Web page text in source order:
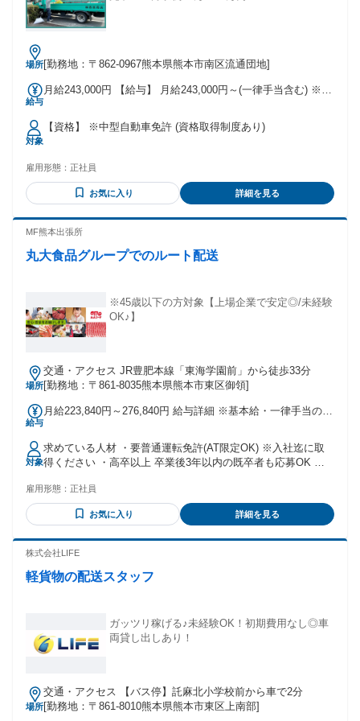
造・工場勤務 ・介護・福祉 ・美容・理容 ・アパレル・イベ
ントスタッフ ・フリーター・学生 など どんな職歴でも問題
ト】 #副業・WワークOK #資格取得支援あり #フリーター歓
務OK #未経験者歓迎 #経験者歓迎 #ネイルOK #研修あり #社
#ピアスOK #昇給あり #第二新卒歓迎 #友達と応募OK #シフト
場所[勤務地：〒862-0967熊本県熊本市南区流通団地]
給与
月給243,000円 【給与】 月給243,000円～(一律手当含む) ※固
当あり】 精勤手当／1万円 無事故手当／1万5千円 通勤手当／
1万6千円まで(通勤距離による規定有) ＜月収例＞ 入社1年目／
対象
【資格】 ※中型自動車免許 (資格取得制度あり)
雇用形態： 正社員
お気に入り 詳細を見る
MF熊本出張所
丸大食品グループでのルート配送
※45歳以下の方対象【上場企業で安定◎/未経験
OK♪】
場所
交通・アクセス JR豊肥本線「東海学園前」から徒歩33分
[勤務地：〒861-8035熊本県熊本市東区御領]
給与
月給223,840円～276,840円 給与詳細 ※基本給・一律手当の総
し 【一律手当】 全員に一律で支払われる通勤・皆勤・家族手
当金額：なし 全員に一律で支払われるその他手当金額：あり
1ヶ月あたり2万5000円 〜 3万7000円 ◇一律外勤手当18000円
◇一律住宅手当7000円～ 【その他】 ＊昇給有 ＊賞与有（年2
被扶養者 10000円 2人目以降の被扶養者 4000円 ＊月給から所
得税・社会保険料等控除 ＊残業時は1分単位で計算し支給いた
します。
対象
求めている人材 ・要普通運転免許(AT限定OK) ※入社迄に取
得ください ・高卒以上 卒業後3年以内の既卒者も応募OK ※
45歳以下(長期勤続によるキャリア形成のため)）
雇用形態： 正社員
お気に入り 詳細を見る
株式会社LIFE
軽貨物の配送スタッフ
ガッツリ稼げる♪未経験OK！初期費用なし◎車
両貸し出しあり！
場所
交通・アクセス 【バス停】託麻北小学校前から車で2分
[勤務地：〒861-8010熊本県熊本市東区上南部]